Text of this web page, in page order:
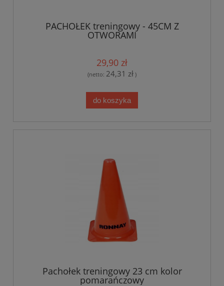
PACHOŁEK treningowy - 45CM Z
OTWORAMI
29,90 zł
(netto: 24,31 zł )
do koszyka
Pachołek treningowy 23 cm kolor
pomarańczowy